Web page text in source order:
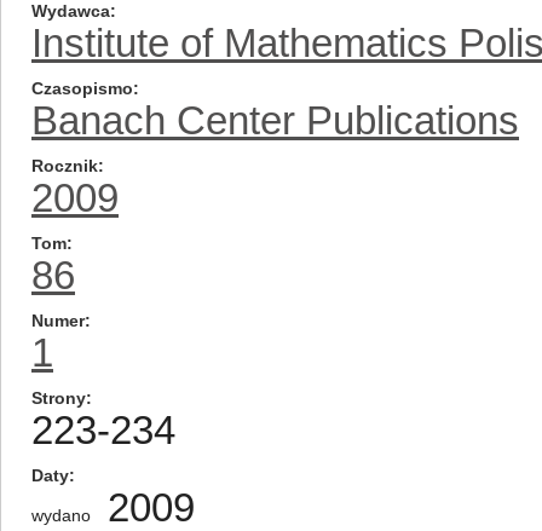
Wydawca
Institute of Mathematics
Czasopismo
Banach Center Publications
Rocznik
2009
Tom
86
Numer
1
Strony
223-234
Daty
wydano 2009